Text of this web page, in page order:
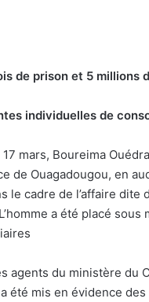
de prison et 5 millions
individuelles de
mars, Boureima
de Ouagadougou, en
le cadre de l’affaire dite
a été placé
agents du ministère du
été mis en évidence